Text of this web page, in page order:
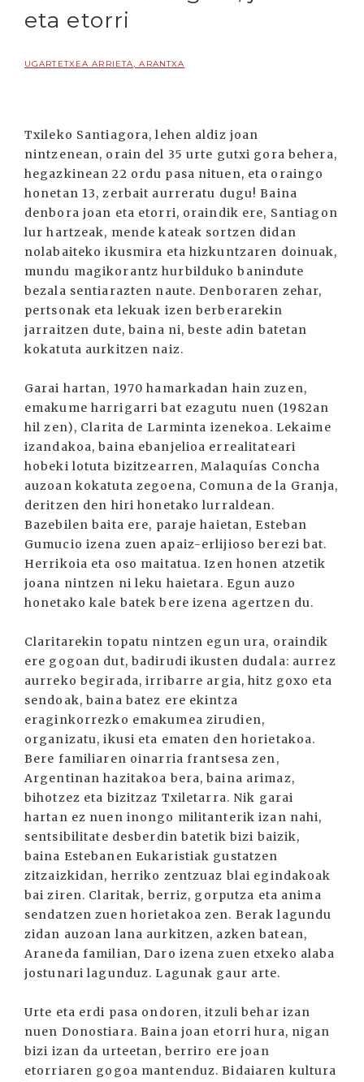
eta etorri
UGARTETXEA ARRIETA, ARANTXA
Txileko Santiagora, lehen aldiz joan
nintzenean, orain del 35 urte gutxi gora behera,
hegazkinean 22 ordu pasa nituen, eta oraingo
honetan 13, zerbait aurreratu dugu! Baina
denbora joan eta etorri, oraindik ere, Santiagon
lur hartzeak, mende kateak sortzen didan
nolabaiteko ikusmira eta hizkuntzaren doinuak,
mundu magikorantz hurbilduko banindute
bezala sentiarazten naute. Denboraren zehar,
pertsonak eta lekuak izen berberarekin
jarraitzen dute, baina ni, beste adin batetan
kokatuta aurkitzen naiz.
Garai hartan, 1970 hamarkadan hain zuzen,
emakume harrigarri bat ezagutu nuen (1982an
hil zen), Clarita de Larminta izenekoa. Lekaime
izandakoa, baina ebanjelioa errealitateari
hobeki lotuta bizitzearren, Malaquías Concha
auzoan kokatuta zegoena, Comuna de la Granja,
deritzen den hiri honetako lurraldean.
Bazebilen baita ere, paraje haietan, Esteban
Gumucio izena zuen apaiz-erlijioso berezi bat.
Herrikoia eta oso maitatua. Izen honen atzetik
joana nintzen ni leku haietara. Egun auzo
honetako kale batek bere izena agertzen du.
Claritarekin topatu nintzen egun ura, oraindik
ere gogoan dut, badirudi ikusten dudala: aurrez
aurreko begirada, irribarre argia, hitz goxo eta
sendoak, baina batez ere ekintza
eraginkorrezko emakumea zirudien,
organizatu, ikusi eta ematen den horietakoa.
Bere familiaren oinarria frantsesa zen,
Argentinan hazitakoa bera, baina arimaz,
bihotzez eta bizitzaz Txiletarra. Nik garai
hartan ez nuen inongo militanterik izan nahi,
sentsibilitate desberdin batetik bizi baizik,
baina Estebanen Eukaristiak gustatzen
zitzaizkidan, herriko zentzuaz blai egindakoak
bai ziren. Claritak, berriz, gorputza eta anima
sendatzen zuen horietakoa zen. Berak lagundu
zidan auzoan lana aurkitzen, azken batean,
Araneda familian, Daro izena zuen etxeko alaba
jostunari lagunduz. Lagunak gaur arte.
Urte eta erdi pasa ondoren, itzuli behar izan
nuen Donostiara. Baina joan etorri hura, nigan
bizi izan da urteetan, berriro ere joan
etorriaren gogoa mantenduz. Bidaiaren kultura